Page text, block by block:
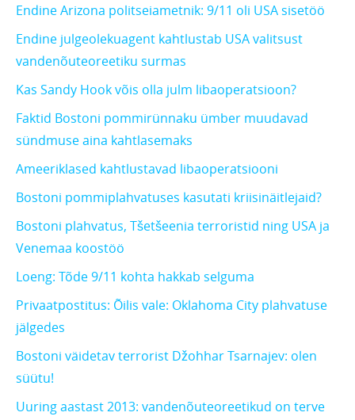
Endine Arizona politseiametnik: 9/11 oli USA sisetöö
Endine julgeolekuagent kahtlustab USA valitsust
vandenõuteoreetiku surmas
Kas Sandy Hook võis olla julm libaoperatsioon?
Faktid Bostoni pommirünnaku ümber muudavad
sündmuse aina kahtlasemaks
Ameeriklased kahtlustavad libaoperatsiooni
Bostoni pommiplahvatuses kasutati kriisinäitlejaid?
Bostoni plahvatus, Tšetšeenia terroristid ning USA ja
Venemaa koostöö
Loeng: Tõde 9/11 kohta hakkab selguma
Privaatpostitus: Õilis vale: Oklahoma City plahvatuse
jälgedes
Bostoni väidetav terrorist Džohhar Tsarnajev: olen
süütu!
Uuring aastast 2013: vandenõuteoreetikud on terve